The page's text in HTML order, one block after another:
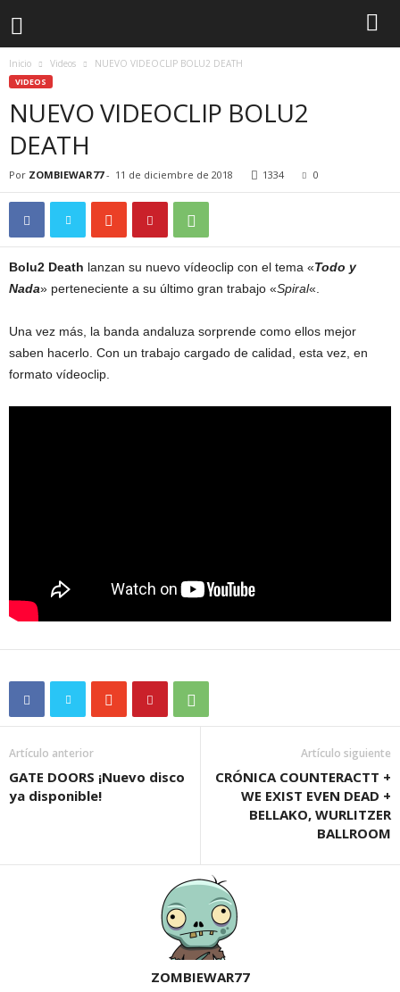
Inicio Videos NUEVO VIDEOCLIP BOLU2 DEATH
VIDEOS
NUEVO VIDEOCLIP BOLU2
DEATH
Por ZOMBIEWAR77- 11 de diciembre de 2018 1334 0
Bolu2 Death lanzan su nuevo vídeoclip con el tema «Todo y
Nada» perteneciente a su último gran trabajo «Spiral«.
Una vez más, la banda andaluza sorprende como ellos mejor
saben hacerlo. Con un trabajo cargado de calidad, esta vez, en
formato vídeoclip.
Artículo anterior
GATE DOORS ¡Nuevo disco
ya disponible!
Artículo siguiente
CRÓNICA COUNTERACTT +
WE EXIST EVEN DEAD +
BELLAKO, WURLITZER
BALLROOM
ZOMBIEWAR77